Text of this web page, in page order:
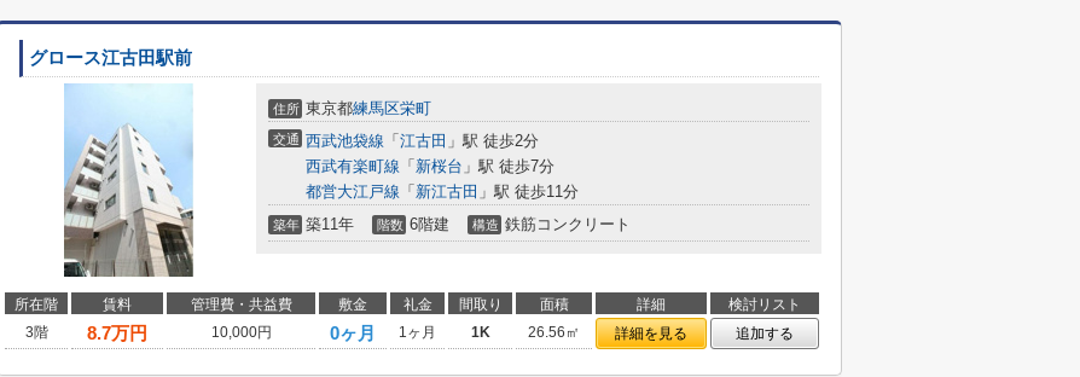
グロース江古田駅前
住所 東京都練馬区栄町
交通 西武池袋線 「 江古田 」駅 徒歩2分
西武有楽町線 「 新桜台 」駅 徒歩7分
都営大江戸線 「 新江古田 」駅 徒歩11分
築年 築11年 階数 6階建 構造 鉄筋コンクリート
所在階 賃料 管理費・共益費 敷金 礼金 間取り 面積 詳細
検討リスト
3階
8.7万円 10,000円 0ヶ月 1ヶ月 1K 26.56㎡ 詳細を見る 追加する